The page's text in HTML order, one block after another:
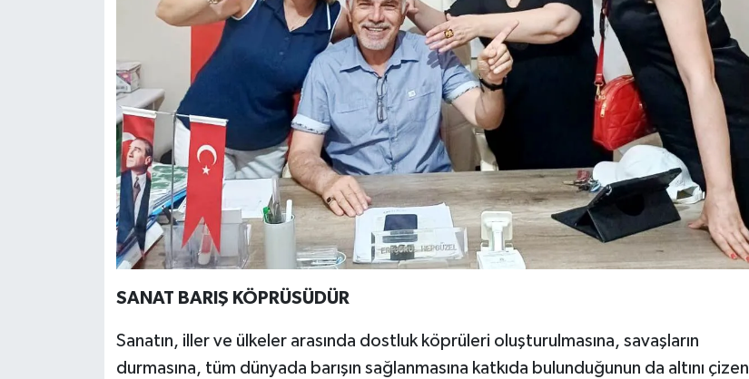
SANAT BARIŞ KÖPRÜSÜDÜR
Sanatın, iller ve ülkeler arasında dostluk köprüleri oluşturulmasına, savaşların
durmasına, tüm dünyada barışın sağlanmasına katkıda bulunduğunun da altını çizen